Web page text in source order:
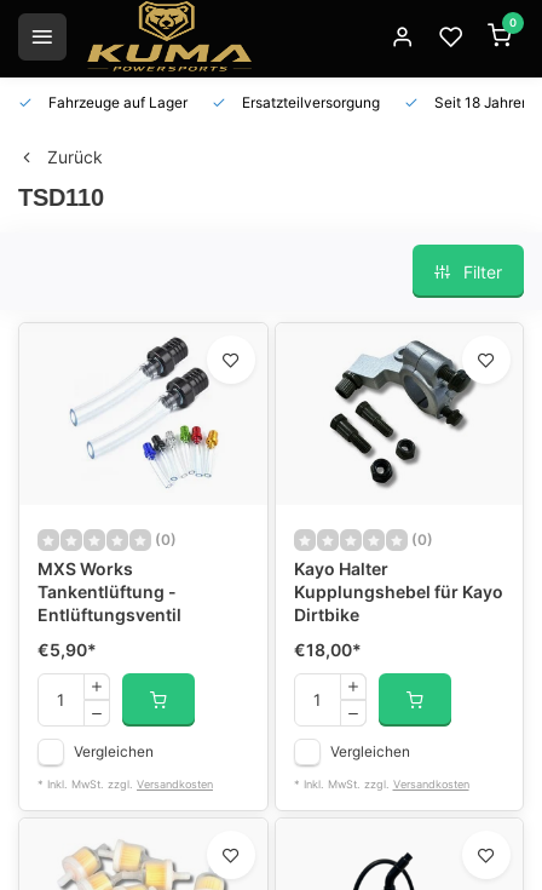
0
Fahrzeuge auf Lager Ersatzteilversorgung Seit 18 Jahren
Zurück
TSD110
Filter
(0)
MXS Works
Tankentlüftung -
Entlüftungsventil
€5,90*
Vergleichen
* Inkl. MwSt. zzgl. Versandkosten
(0)
Kayo Halter
Kupplungshebel für Kayo
Dirtbike
€18,00*
Vergleichen
* Inkl. MwSt. zzgl. Versandkosten